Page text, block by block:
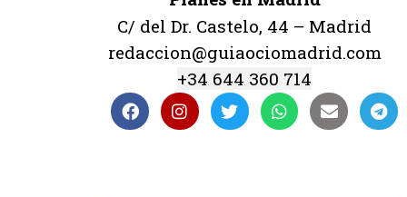
C/ del Dr. Castelo, 44 – Madrid
redaccion@guiaociomadrid.com
+34 644 360 714